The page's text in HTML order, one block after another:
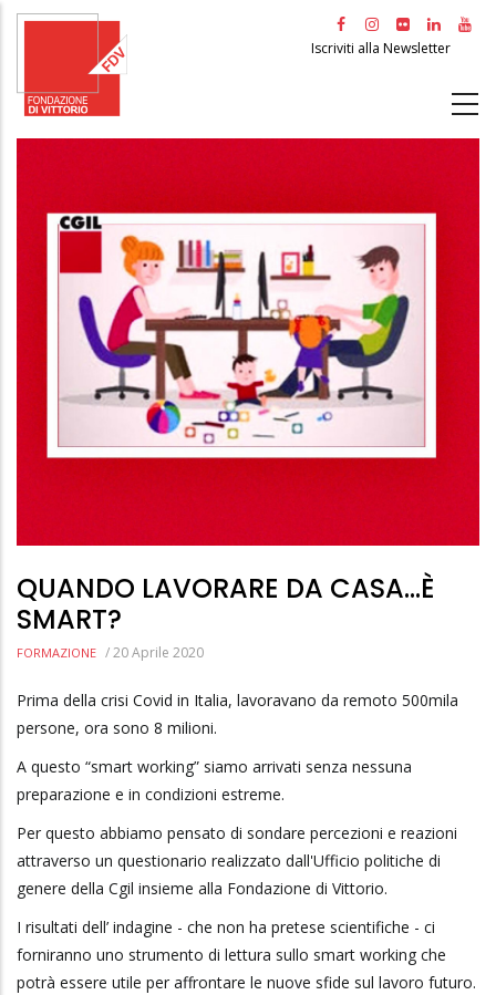
Salta
principale
Iscriviti alla Newsletter
QUANDO LAVORARE DA CASA...È
SMART?
FORMAZIONE /20 Aprile 2020
Prima della crisi Covid in Italia, lavoravano da remoto 500mila
persone, ora sono 8 milioni.
A questo “smart working” siamo arrivati senza nessuna
preparazione e in condizioni estreme.
Per questo abbiamo pensato di sondare percezioni e reazioni
attraverso un questionario realizzato dall'Ufficio politiche di
genere della Cgil insieme alla Fondazione di Vittorio.
I risultati dell’ indagine - che non ha pretese scientifiche - ci
forniranno uno strumento di lettura sullo smart working che
potrà essere utile per affrontare le nuove sfide sul lavoro futuro.